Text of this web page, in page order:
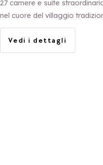
27 camere e suite
nel cuore del villaggio
Vedi i dettagli